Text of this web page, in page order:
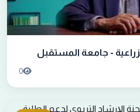
- جامعة المستقبل
0